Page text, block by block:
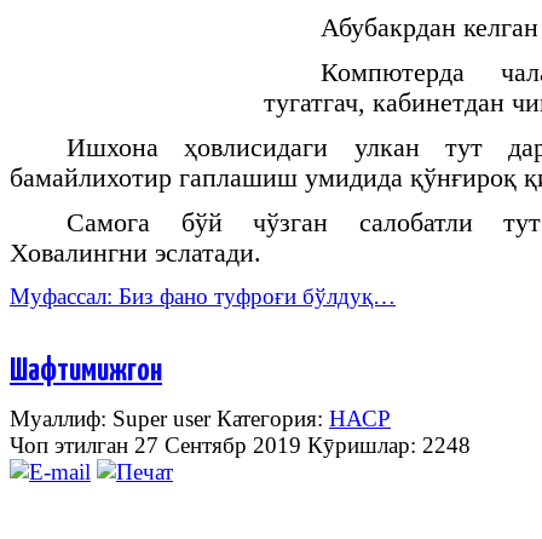
Абубакрдан
Компютерда
тугатгач, кабинетдан
Ишхона ҳовлисидаги улкан тут
бамайлихотир гаплашиш умидида қўнғироқ
Самога бўй чўзган салобатли
Ховалингни эслатади.
Муфассал: Биз фано туфроғи бўлдуқ…
Шафтимижгон
Муаллиф: Super userКатегория: НАСР
Чоп этилган 27 Сентябр 2019 Кӯришлар: 2248